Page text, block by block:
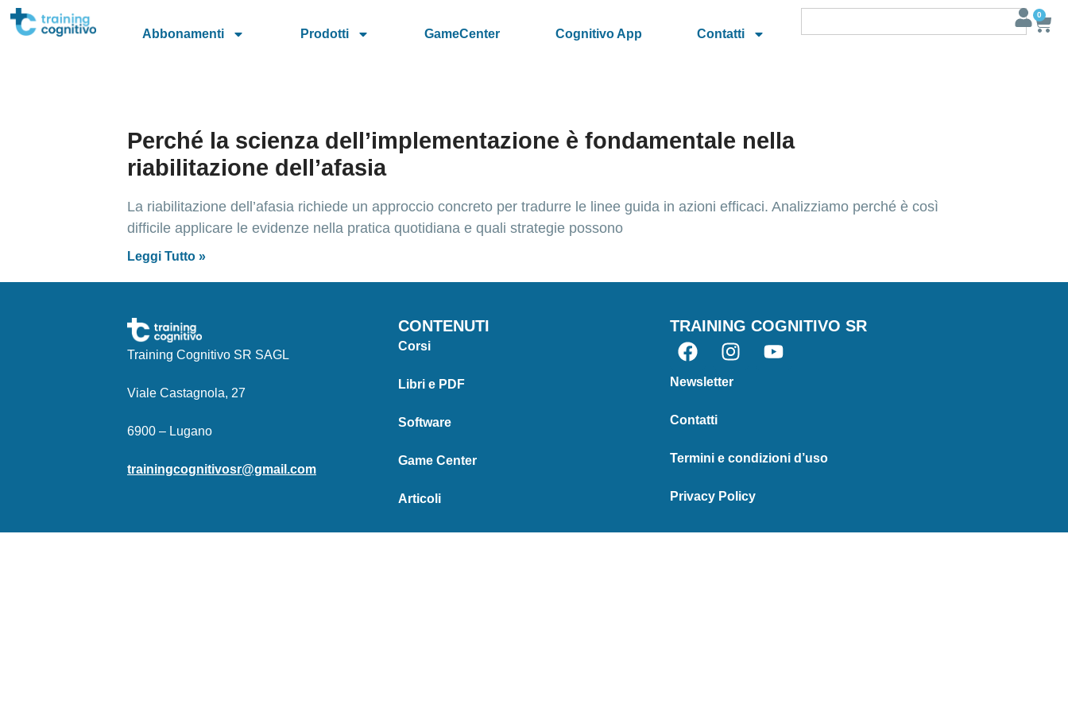
Abbonamenti Prodotti GameCenter Cognitivo App Contatti
0
Perché la scienza dell’implementazione è fondamentale nella
riabilitazione dell’afasia
La riabilitazione dell’afasia richiede un approccio concreto per tradurre le linee guida in azioni efficaci. Analizziamo perché è così
difficile applicare le evidenze nella pratica quotidiana e quali strategie possono
Leggi Tutto »
Training Cognitivo SR SAGL
Viale Castagnola, 27
6900 – Lugano
trainingcognitivosr@gmail.com
CONTENUTI
Corsi
Libri e PDF
Software
Game Center
Articoli
TRAINING COGNITIVO SR
Newsletter
Contatti
Termini e condizioni d’uso
Privacy Policy